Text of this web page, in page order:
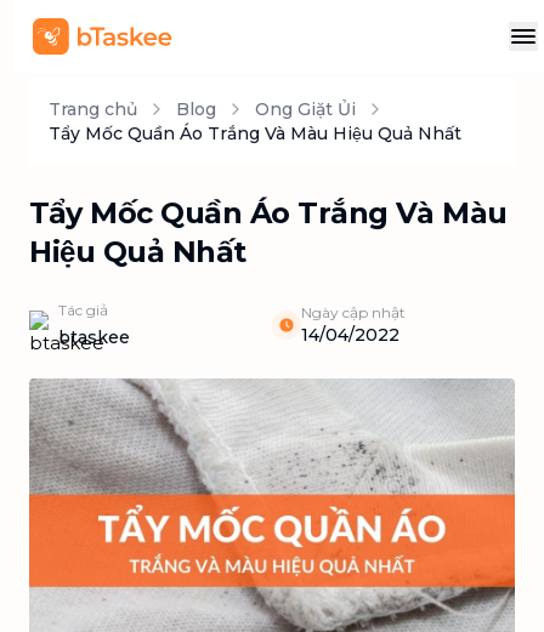
Trang chủ Blog
Ong Giặt Ủi
Tẩy Mốc Quần Áo Trắng Và Màu Hiệu Quả Nhất
Tẩy Mốc Quần Áo Trắng Và Màu
Hiệu Quả Nhất
Tác giả
btaskee
Ngày cập nhật
14/04/2022